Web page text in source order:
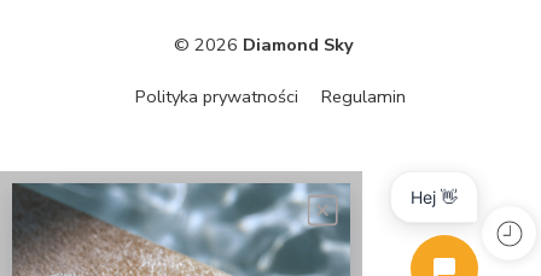
© 2026 Diamond Sky
Polityka prywatności Regulamin